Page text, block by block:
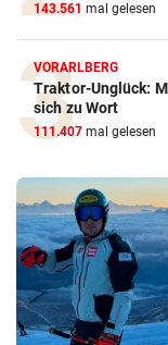
143.561 mal gelesen
VORARLBERG
Traktor-Unglück:
sich zu Wort
111.407 mal gelesen